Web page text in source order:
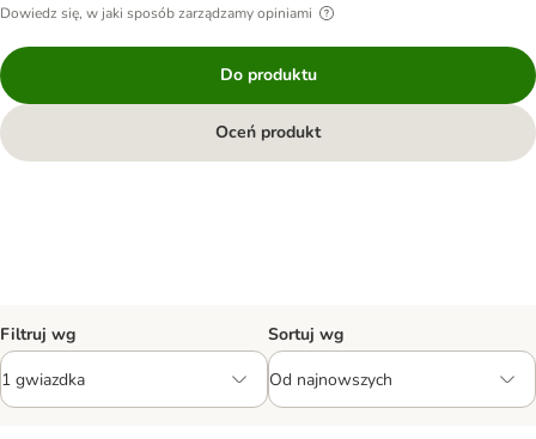
Dowiedz się, w jaki sposób zarządzamy opiniami
Do produktu
Oceń produkt
Filtruj wg Sortuj wg